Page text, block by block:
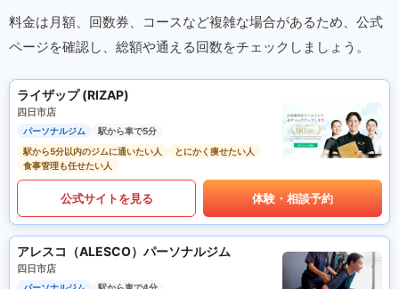
料金は月額、回数券、コースなど複雑な場合があるため、公式
ページを確認し、総額や通える回数をチェックしましょう。
ライザップ (RIZAP)
四日市店
パーソナルジム
駅から車で5分
駅から5分以内のジムに通いたい人
とにかく痩せたい人
食事管理も任せたい人
公式サイトを見る 体験・相談予約
アレスコ（ALESCO）パーソナルジム
四日市店